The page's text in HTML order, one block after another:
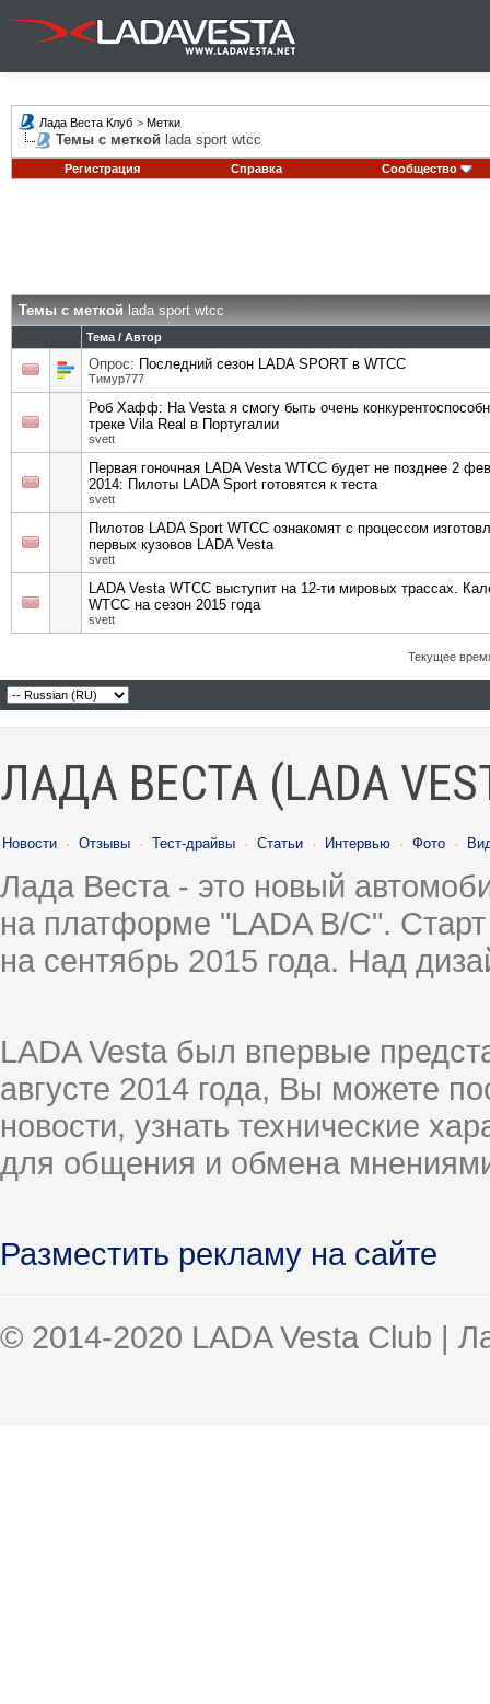
Лада Веста Клуб > Метки
Темы с меткой lada sport wtcc
Регистрация Справка Сообщество
Темы с меткой lada sport wtcc
Тема / Автор
Опрос: Последний сезон LADA SPORT в WTCC
Тимур777
Роб Хафф: На Vesta я смогу быть очень
треке Vila Real в Португалии
svett
Первая гоночная LADA Vesta WTCC будет не позднее 2
2014: Пилоты LADA Sport готовятся к теста
svett
Пилотов LADA Sport WTCC ознакомят с процессом
первых кузовов LADA Vesta
svett
LADA Vesta WTCC выступит на 12-ти мировых трассах.
WTCC на сезон 2015 года
svett
Текущее
ЛАДА ВЕСТА (LADA
Новости · Отзывы · Тест-драйвы · Статьи · Интервью · Фото ·
Лада Веста - это новый
на платформе "LADA B/C".
на сентябрь 2015 года. Над
LADA Vesta был впервые
августе 2014 года, Вы можете
новости, узнать технические
для общения и обмена
Разместить рекламу на сайте
© 2014-2020 LADA Vesta Club |